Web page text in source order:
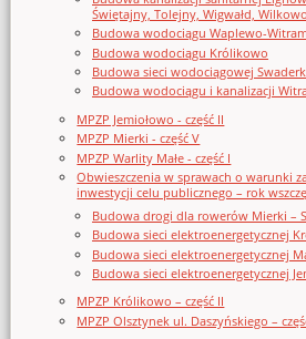
Świętajny, Tolejny, Wigwałd,
Budowa wodociągu Waplewo-
Budowa wodociągu Królikowo
Budowa sieci wodociągowej
Budowa wodociągu i kanalizacji
MPZP Jemiołowo - część II
MPZP Mierki - część V
MPZP Warlity Małe - część I
Obwieszczenia w sprawach o warunki
inwestycji celu publicznego – rok
Budowa drogi dla rowerów Mierki –
Budowa sieci elektroenergetycznej
Budowa sieci elektroenergetycznej
Budowa sieci elektroenergetycznej
MPZP Królikowo – część II
MPZP Olsztynek ul. Daszyńskiego –